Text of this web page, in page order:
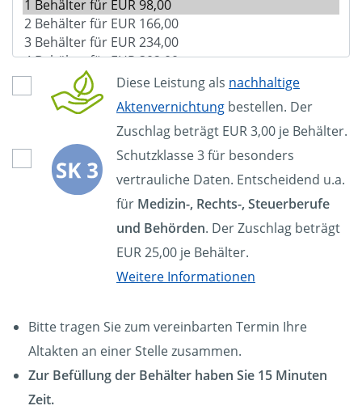
Diese Leistung als nachhaltige
Aktenvernichtung bestellen. Der
Zuschlag beträgt EUR 3,00 je Behälter.
Schutzklasse 3 für besonders
vertrauliche Daten. Entscheidend u.a.
für Medizin-, Rechts-, Steuerberufe
und Behörden. Der Zuschlag beträgt
EUR 25,00 je Behälter.
Weitere Informationen
Bitte tragen Sie zum vereinbarten Termin Ihre
Altakten an einer Stelle zusammen.
Zur Befüllung der Behälter haben Sie 15 Minuten
Zeit.